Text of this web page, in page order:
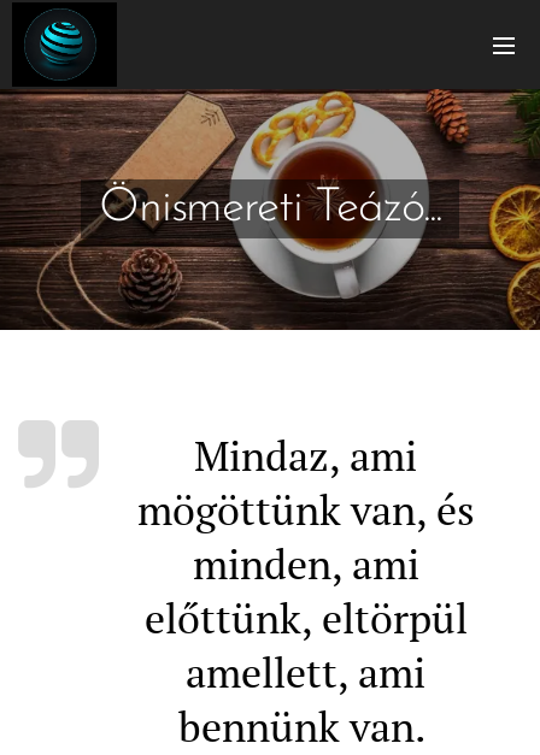
Önismereti Teázó...
Mindaz, ami
mögöttünk van, és
minden, ami
előttünk, eltörpül
amellett, ami
bennünk van.